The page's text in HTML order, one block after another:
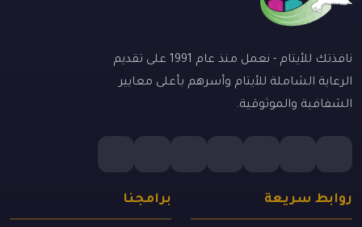
نافذتك للأيتام - نعمل منذ عام 1991 على تقديم
الرعاية الشاملة للأيتام وأسرهم بأعلى معايير
الشفافية والموثوقية.
روابط سريعة برامجنا